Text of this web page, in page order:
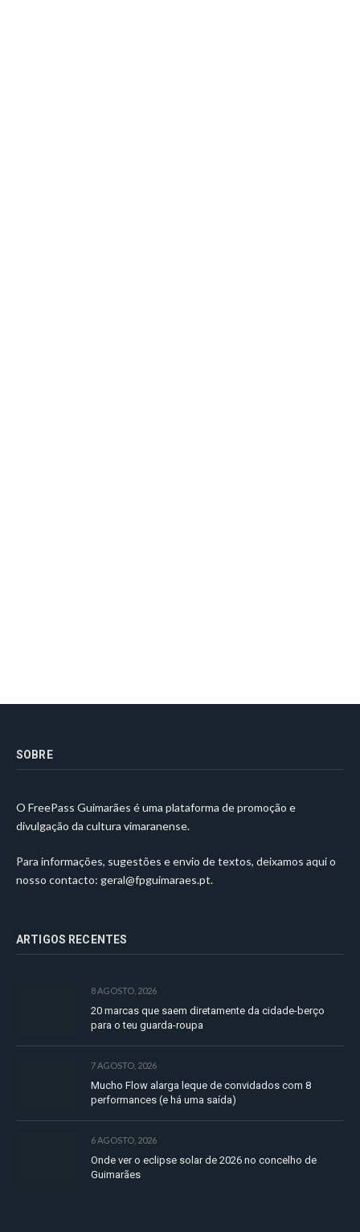
SOBRE
O FreePass Guimarães é uma plataforma de promoção e
divulgação da cultura vimaranense.
Para informações, sugestões e envio de textos, deixamos aqui o
nosso contacto: geral@fpguimaraes.pt.
ARTIGOS RECENTES
8 AGOSTO, 2026
20 marcas que saem diretamente da cidade-berço
para o teu guarda-roupa
7 AGOSTO, 2026
Mucho Flow alarga leque de convidados com 8
performances (e há uma saída)
6 AGOSTO, 2026
Onde ver o eclipse solar de 2026 no concelho de
Guimarães